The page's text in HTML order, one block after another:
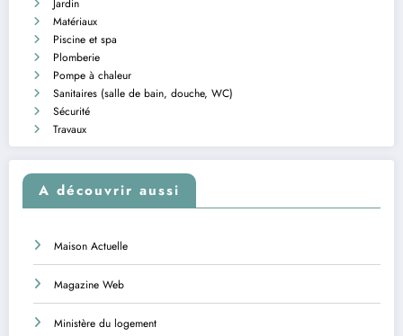
Jardin
Matériaux
Piscine et spa
Plomberie
Pompe à chaleur
Sanitaires (salle de bain, douche, WC)
Sécurité
Travaux
A découvrir aussi
Maison Actuelle
Magazine Web
Ministère du logement